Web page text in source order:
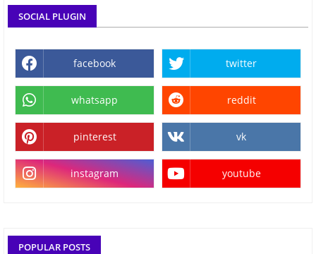
SOCIAL PLUGIN
facebook twitter
whatsapp reddit
pinterest vk
instagram youtube
POPULAR POSTS